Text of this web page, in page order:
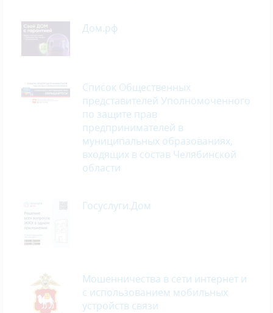
Дом.рф
Список Общественных
представителей Уполномоченного
по защите прав
предпринимателей в
муниципальных образованиях,
входящих в состав Челябинской
области
Госуслуги.Дом
Мошенничества в сети интернет и
с использованием мобильных
устройств связи